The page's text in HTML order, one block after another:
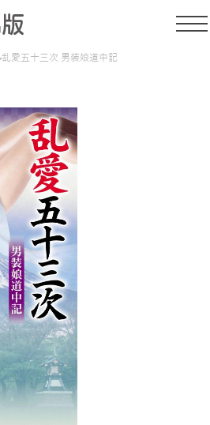
乱愛五十三次 男装娘道中記